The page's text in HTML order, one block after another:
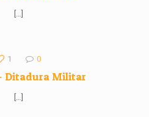
[…]
1 0
Ditadura Militar
[…]